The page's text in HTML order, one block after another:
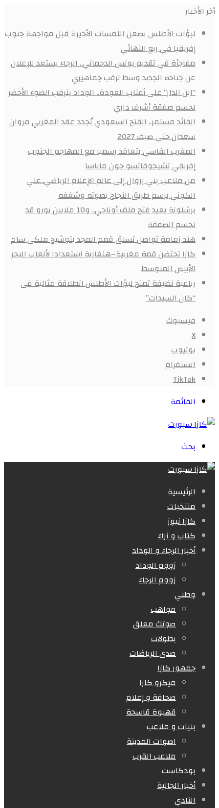
أخر الأخبار
لبؤات الأطلس يضعن اللمسات الأخيرة قبل مواجهة جنوب
إفريقيا في ربع النهائي
مفاجأة في تقديم يونس الدحماني.. الرجاء يستعد للإعلان
عن جناحه الجديد وسط ترقب جماهيري
“ابن الدار” على أعتاب العودة.. الوداد يترقب الضوء الأخضر
لحسم صفقة أشرف داري
القائد مستمر.. الفتح السعودي يُجدد عقد المغربي مروان
سعدان حتى صيف 2027
المغرب الفاسي يتعاقد رسميا مع المهاجم الجنوب
إفريقي تشيجوفاتسو جون ماباسا
من ملاعب بني زروال إلى عالم الإعلام الرياضي..علي
الكوني يرسم طريق النجاح بصوته وشغفه
برشلونة يعيد فتح ملف أوناحي.. و10 ملايين يورو قد
تحسم الصفقة
هند زمامة تواصل تسلق قمم المجد بتوشيح ملكي سام
كازا تحتضن قمة مغربية–هنغارية استعدادا لألعاب البحر
الأبيض المتوسط
رباعية نظيفة تمنح لبؤات الأطلس انطلاقة مثالية في
“كان السيدات”
فيسبوك
X
يوتيوب
انستقرام
‫TikTok
القائمة
بحث
الرئيسية
منتخبات
كازا نيوز
كتاب و آراء
أخبار الرجاء و الوداد
زووم الوداد
زووم الرجاء
وطني
مواهب
صوتك معلق
بطولات
صدى الرياضات
جمهور كازا
ميكرو كازا
صحافة و إعلام
قهيوة قاسحة
بنيات و ملاعب
اصوات المدينة
ملاعب القرب
بودكاست
أخبار الجالية
النادي